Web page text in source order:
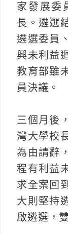
家發展委
長。遴選
遴選委員
興未利益
教育部雖
員決議。
三個月後
灣大學校
為由請辭
程有利益
求全案回
大則堅持
啟遴選，